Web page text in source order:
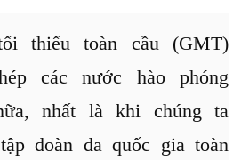
thiểu toàn cầu (GMT)
các nước hào phóng
nhất là khi chúng ta
đoàn đa quốc gia toàn